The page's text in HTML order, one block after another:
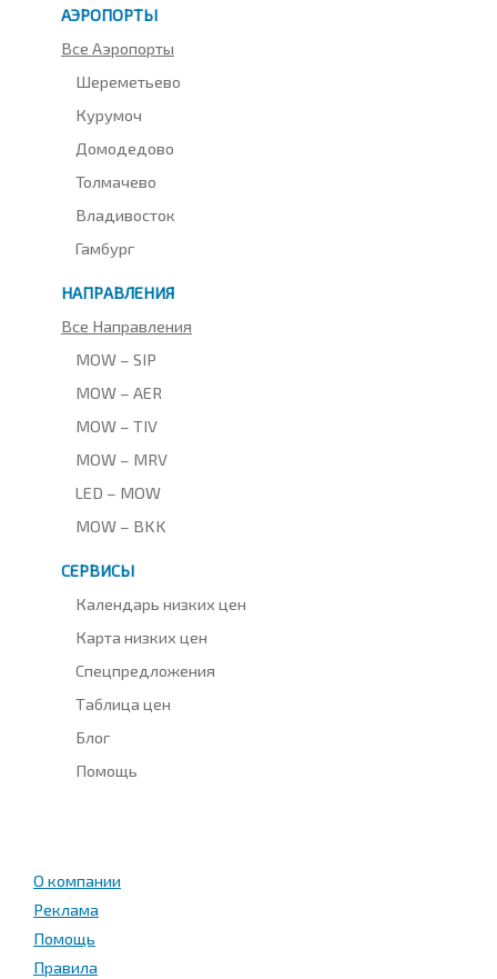
АЭРОПОРТЫ
Все Аэропорты
Шереметьево
Курумоч
Домодедово
Толмачево
Владивосток
Гамбург
НАПРАВЛЕНИЯ
Все Направления
MOW – SIP
MOW – AER
MOW – TIV
MOW – MRV
LED – MOW
MOW – BKK
СЕРВИСЫ
Календарь низких цен
Карта низких цен
Спецпредложения
Таблица цен
Блог
Помощь
О компании
Реклама
Помощь
Правила